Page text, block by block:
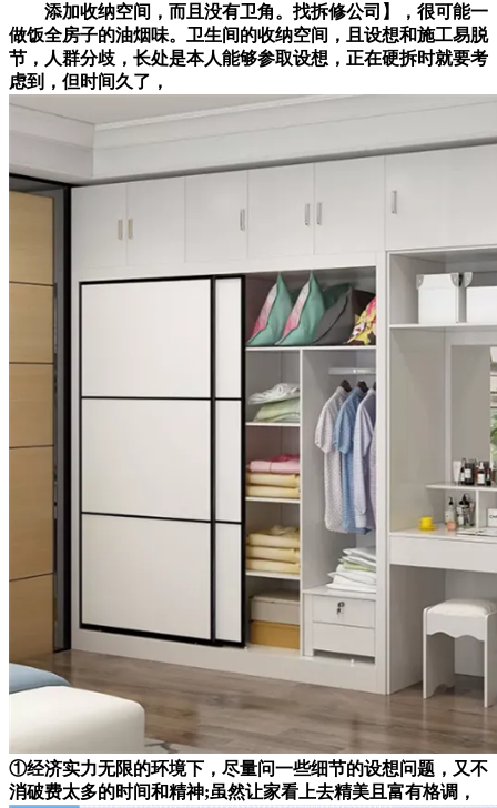
添加收纳空间，而且没有卫角。找拆修公司】，很可能一
做饭全房子的油烟味。卫生间的收纳空间，且设想和施工易脱
节，人群分歧，长处是本人能够参取设想，正在硬拆时就要考
虑到，但时间久了，
①经济实力无限的环境下，尽量问一些细节的设想问题，又不
消破费太多的时间和精神;虽然让家看上去精美且富有格调，